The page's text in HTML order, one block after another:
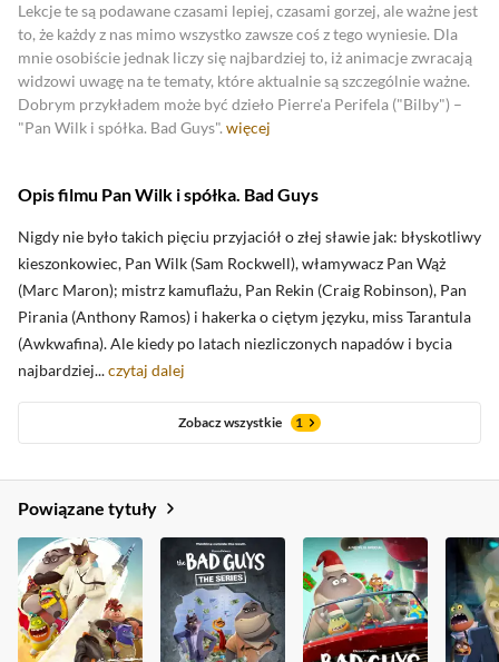
Lekcje te są podawane czasami lepiej, czasami gorzej, ale ważne jest
to, że każdy z nas mimo wszystko zawsze coś z tego wyniesie. Dla
mnie osobiście jednak liczy się najbardziej to, iż animacje zwracają
widzowi uwagę na te tematy, które aktualnie są szczególnie ważne.
Dobrym przykładem może być dzieło Pierre'a Perifela ("Bilby") –
"Pan Wilk i spółka. Bad Guys". więcej
Opis filmu Pan Wilk i spółka. Bad Guys
Nigdy nie było takich pięciu przyjaciół o złej sławie jak: błyskotliwy
kieszonkowiec, Pan Wilk (Sam Rockwell), włamywacz Pan Wąż
(Marc Maron); mistrz kamuflażu, Pan Rekin (Craig Robinson), Pan
Pirania (Anthony Ramos) i hakerka o ciętym języku, miss Tarantula
(Awkwafina). Ale kiedy po latach niezliczonych napadów i bycia
najbardziej...czytaj dalej
Zobacz wszystkie 1
Powiązane tytuły